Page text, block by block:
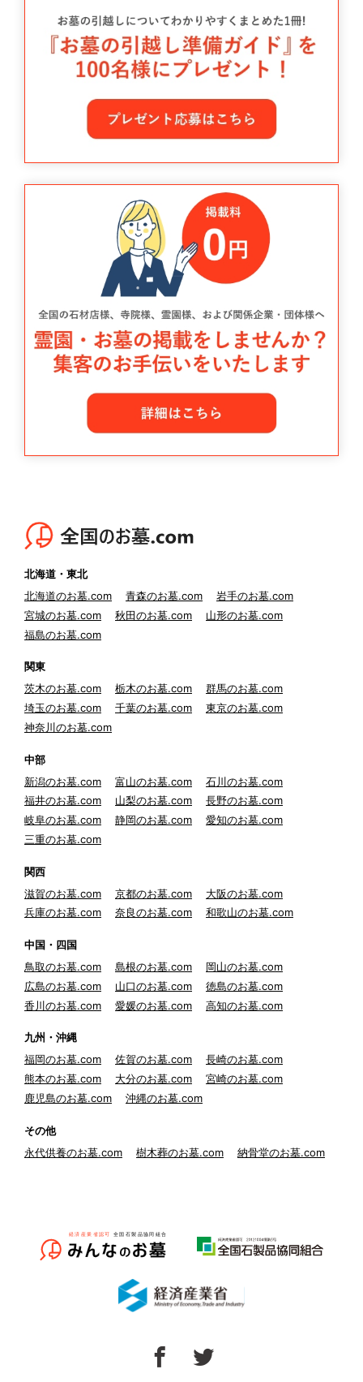
北海道・東北
北海道のお墓.com
青森のお墓.com
岩手のお墓.com
宮城のお墓.com
秋田のお墓.com
山形のお墓.com
福島のお墓.com
関東
茨木のお墓.com
栃木のお墓.com
群馬のお墓.com
埼玉のお墓.com
千葉のお墓.com
東京のお墓.com
神奈川のお墓.com
中部
新潟のお墓.com
富山のお墓.com
石川のお墓.com
福井のお墓.com
山梨のお墓.com
長野のお墓.com
岐阜のお墓.com
静岡のお墓.com
愛知のお墓.com
三重のお墓.com
関西
滋賀のお墓.com
京都のお墓.com
大阪のお墓.com
兵庫のお墓.com
奈良のお墓.com 和歌山のお墓.com
中国・四国
鳥取のお墓.com
島根のお墓.com
岡山のお墓.com
広島のお墓.com
山口のお墓.com
徳島のお墓.com
香川のお墓.com
愛媛のお墓.com 高知のお墓.com
九州・沖縄
福岡のお墓.com
佐賀のお墓.com
長崎のお墓.com
熊本のお墓.com
大分のお墓.com
宮崎のお墓.com
鹿児島のお墓.com
沖縄のお墓.com
その他
永代供養のお墓.com
樹木葬のお墓.com 納骨堂のお墓.com